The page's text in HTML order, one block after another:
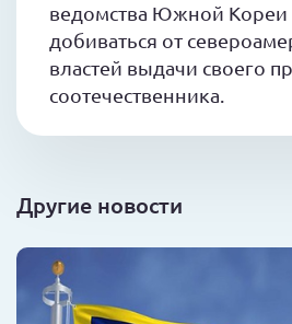
ведомства Южной Кореи
добиваться от
властей выдачи своего
соотечественника.
Другие новости